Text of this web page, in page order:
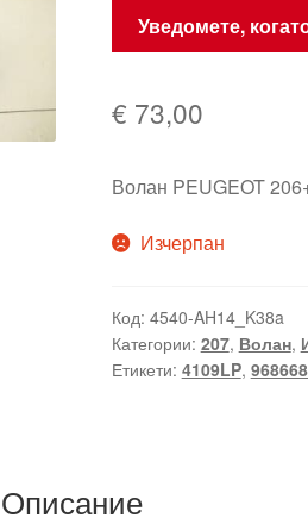
Уведомете,
€ 73,00
Волан PEUGEOT
Изчерпан
Код: 4540-AH14_K38a
Категории: 207, Волан,
Етикети: 4109LP,
Описание